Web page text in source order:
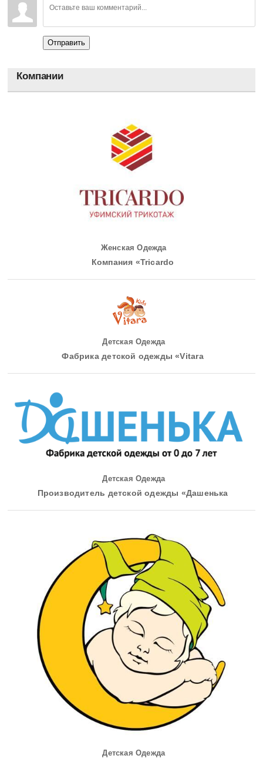
Отправить
Компании
Женская Одежда
Компания «Tricardo
Детская Одежда
Фабрика детской одежды «Vitara
Детская Одежда
Производитель детской одежды «Дашенька
Детская Одежда